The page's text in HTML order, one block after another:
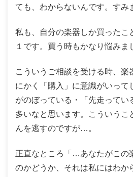
ても、わからないんです。すみ
私も、自分の楽器しか買ったこ
１です。買う時もかなり悩みま
こういうご相談を受ける時、楽
にかく「購入」に意識がいって
がのぼっている・「先走ってい
多いなと思います。こういうこ
んを逃すのですが…。
正直なところ「…あなたがこの
のかどうか、それは私にはわ